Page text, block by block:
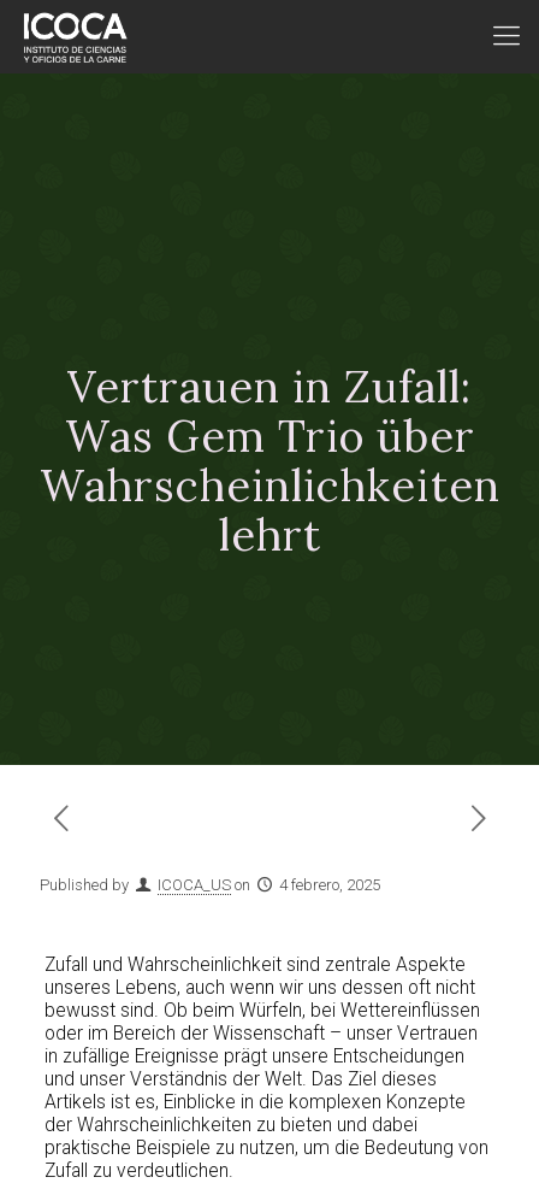
Vertrauen in Zufall:
Was Gem Trio über
Wahrscheinlichkeiten
lehrt
Published by ICOCA_US on 4 febrero, 2025
Zufall und Wahrscheinlichkeit sind zentrale Aspekte
unseres Lebens, auch wenn wir uns dessen oft nicht
bewusst sind. Ob beim Würfeln, bei Wettereinflüssen
oder im Bereich der Wissenschaft – unser Vertrauen
in zufällige Ereignisse prägt unsere Entscheidungen
und unser Verständnis der Welt. Das Ziel dieses
Artikels ist es, Einblicke in die komplexen Konzepte
der Wahrscheinlichkeiten zu bieten und dabei
praktische Beispiele zu nutzen, um die Bedeutung von
Zufall zu verdeutlichen.